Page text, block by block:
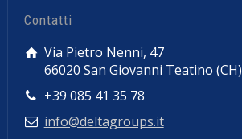
Contatti
Via Pietro Nenni, 47
66020 San Giovanni Teatino (CH)
+39 085 41 35 78
info@deltagroups.it